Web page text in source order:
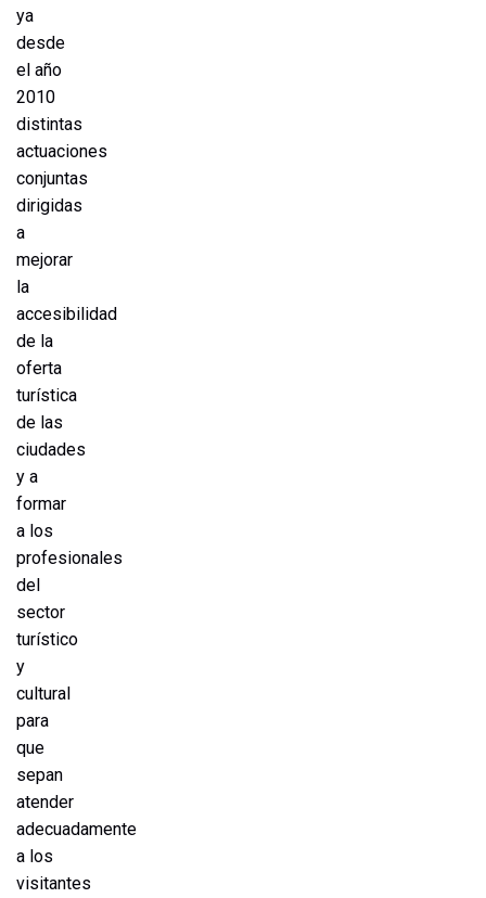
ya
desde
el año
2010
distintas
actuaciones
conjuntas
dirigidas
a
mejorar
la
accesibilidad
de la
oferta
turística
de las
ciudades
y a
formar
a los
profesionales
del
sector
turístico
y
cultural
para
que
sepan
atender
adecuadamente
a los
visitantes